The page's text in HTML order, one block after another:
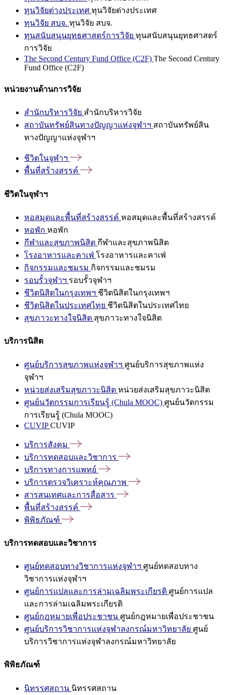
ทุนวิจัยต่างประเทศ ทุนวิจัยต่างประเทศ
ทุนวิจัย สบจ. ทุนวิจัย สบจ.
ทุนสนับสนุนยุทธศาสตร์การวิจัย ทุนสนับสนุนยุทธศาสตร์
การวิจัย
The Second Century Fund Office (C2F) The Second Century
Fund Office (C2F)
หน่วยงานด้านการวิจัย
สำนักบริหารวิจัย สำนักบริหารวิจัย
สถาบันทรัพย์สินทางปัญญาแห่งจุฬาฯ สถาบันทรัพย์สิน
ทางปัญญาแห่งจุฬาฯ
ชีวิตในจุฬาฯ
พื้นที่สร้างสรรค์
ชีวิตในจุฬาฯ
หอสมุดและพื้นที่สร้างสรรค์ หอสมุดและพื้นที่สร้างสรรค์
หอพัก หอพัก
กีฬาและสุขภาพนิสิต กีฬาและสุขภาพนิสิต
โรงอาหารและคาเฟ่ โรงอาหารและคาเฟ่
กิจกรรมและชมรม กิจกรรมและชมรม
รอบรั้วจุฬาฯ รอบรั้วจุฬาฯ
ชีวิตนิสิตในกรุงเทพฯ ชีวิตนิสิตในกรุงเทพฯ
ชีวิตนิสิตในประเทศไทย ชีวิตนิสิตในประเทศไทย
สุขภาวะทางใจนิสิต สุขภาวะทางใจนิสิต
บริการนิสิต
ศูนย์บริการสุขภาพแห่งจุฬาฯ ศูนย์บริการสุขภาพแห่ง
จุฬาฯ
หน่วยส่งเสริมสุขภาวะนิสิต หน่วยส่งเสริมสุขภาวะนิสิต
ศูนย์นวัตกรรมการเรียนรู้ (Chula MOOC) ศูนย์นวัตกรรม
การเรียนรู้ (Chula MOOC)
CUVIPCUVIP
บริการสังคม
บริการทดสอบและวิชาการ
บริการทางการแพทย์
บริการตรวจวิเคราะห์คุณภาพ
สารสนเทศและการสื่อสาร
พื้นที่สร้างสรรค์
พิพิธภัณฑ์
บริการทดสอบและวิชาการ
ศูนย์ทดสอบทางวิชาการแห่งจุฬาฯ ศูนย์ทดสอบทาง
วิชาการแห่งจุฬาฯ
ศูนย์การแปลและการล่ามเฉลิมพระเกียรติ ศูนย์การแปล
และการล่ามเฉลิมพระเกียรติ
ศูนย์กฎหมายเพื่อประชาชน ศูนย์กฎหมายเพื่อประชาชน
ศูนย์บริการวิชาการแห่งจุฬาลงกรณ์มหาวิทยาลัย ศูนย์
บริการวิชาการแห่งจุฬาลงกรณ์มหาวิทยาลัย
พิพิธภัณฑ์
นิทรรศสถาน นิทรรศสถาน